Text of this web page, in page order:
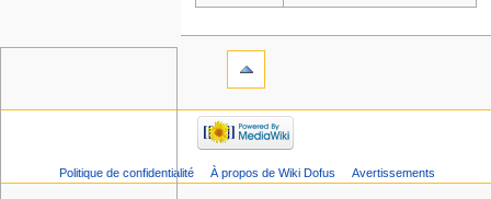
Politique de confidentialité À propos de Wiki Dofus Avertissements